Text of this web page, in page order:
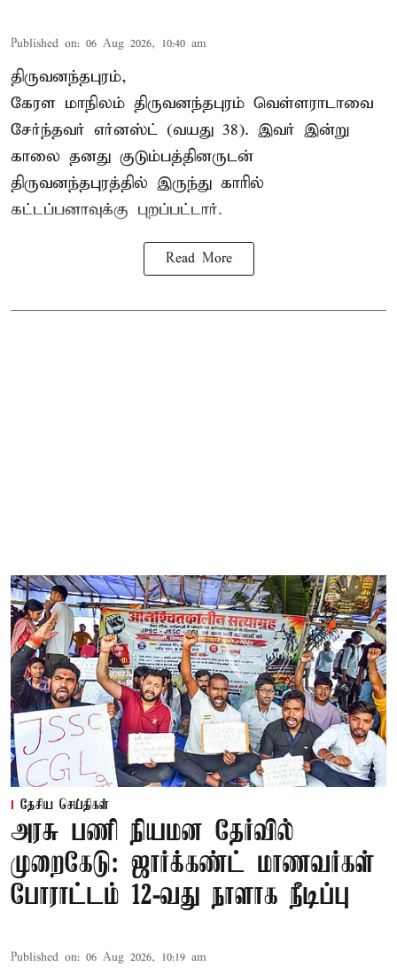
Published on: 06 Aug 2026, 10:40 am
திருவனந்தபுரம்,
கேரள மாநிலம் திருவனந்தபுரம் வெள்ளராடாவை
சேர்ந்தவர் எர்னஸ்ட் (வயது 38). இவர் இன்று
காலை தனது குடும்பத்தினருடன்
திருவனந்தபுரத்தில் இருந்து காரில்
கட்டப்பனாவுக்கு புறப்பட்டார்.
Read More
தேசிய செய்திகள்
அரசு பணி நியமன தேர்வில்
முறைகேடு: ஜார்க்கண்ட் மாணவர்கள்
போராட்டம் 12-வது நாளாக நீடிப்பு
Published on: 06 Aug 2026, 10:19 am